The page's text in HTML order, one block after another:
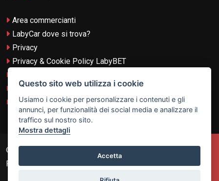
Area commercianti
LabyCar dove si trova?
Privacy
Privacy & Cookie Policy LabyBET
Termini e Condizioni LabyBET
Login con TikTok
© 2026
Rights Reserved.
Questo sito web utilizza i cookie
Usiamo i cookie per personalizzare i contenuti e gli
annunci, per funzionalità dei social media e analizzare il
traffico sul nostro sito.
Mostra dettagli
Accetta